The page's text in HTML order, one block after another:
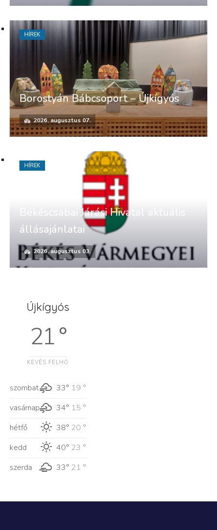
Borostyán Bábcsoport – Újkígyós
2026. augusztus 07.
HÍREK
Békéscsabai Járási Hivatal aktuális
állásajánlatai
2026. augusztus 03.
HÍREK
Újkígyós
21 °
KEVÉS FELHŐ
szombat 33° 19 °
vasárnap
34° 15 °
hétfő
38° 20 °
kedd
40° 23 °
szerda
33° 21 °